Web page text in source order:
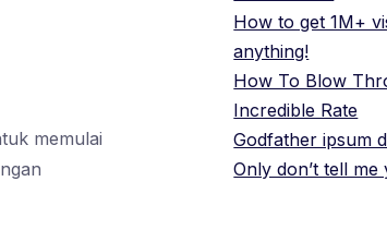
memulai
How to get 1M+
anything!
How To Blow
Incredible Rate
Godfather ipsum
Only don’t tell me